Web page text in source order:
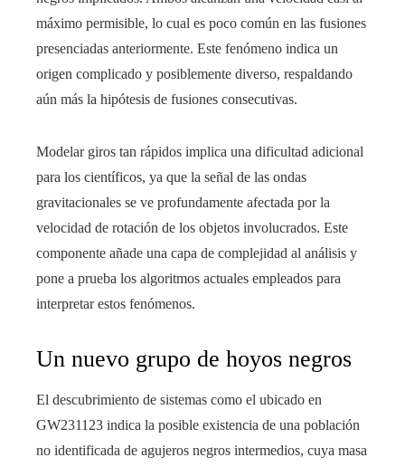
máximo permisible, lo cual es poco común en las fusiones
presenciadas anteriormente. Este fenómeno indica un
origen complicado y posiblemente diverso, respaldando
aún más la hipótesis de fusiones consecutivas.
Modelar giros tan rápidos implica una dificultad adicional
para los científicos, ya que la señal de las ondas
gravitacionales se ve profundamente afectada por la
velocidad de rotación de los objetos involucrados. Este
componente añade una capa de complejidad al análisis y
pone a prueba los algoritmos actuales empleados para
interpretar estos fenómenos.
Un nuevo grupo de hoyos negros
El descubrimiento de sistemas como el ubicado en
GW231123 indica la posible existencia de una población
no identificada de agujeros negros intermedios, cuya masa